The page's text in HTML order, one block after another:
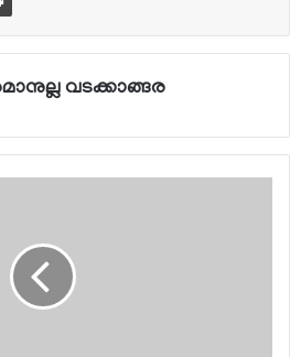
വടക്കാങ്ങര